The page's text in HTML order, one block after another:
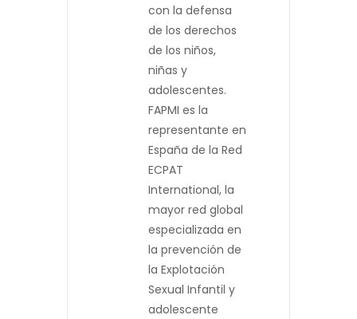
con la defensa
de los derechos
de los niños,
niñas y
adolescentes.
FAPMI es la
representante en
España de la Red
ECPAT
International, la
mayor red global
especializada en
la prevención de
la Explotación
Sexual Infantil y
adolescente